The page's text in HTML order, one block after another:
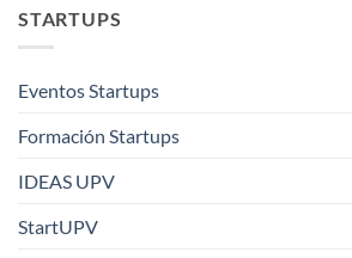
STARTUPS
Eventos Startups
Formación Startups
IDEAS UPV
StartUPV